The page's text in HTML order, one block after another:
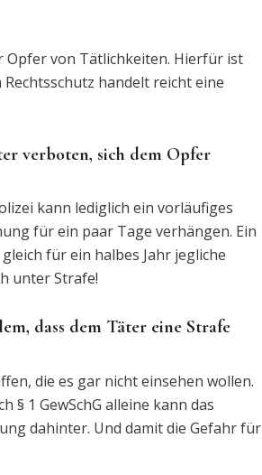
Opfer von Tätlichkeiten. Hierfür ist
handelt reicht eine
verboten, sich dem Opfer
kann lediglich ein vorläufiges
für ein paar Tage verhängen. Ein
für ein halbes Jahr jegliche
unter Strafe!
dass dem Täter eine Strafe
die es gar nicht einsehen wollen.
§ 1 GewSchG alleine kann das
dahinter. Und damit die Gefahr für